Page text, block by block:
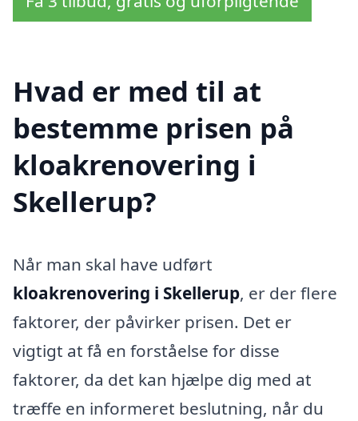
Hvad er med til at
bestemme prisen på
kloakrenovering i
Skellerup?
Når man skal have udført
kloakrenovering i Skellerup, er der flere
faktorer, der påvirker prisen. Det er
vigtigt at få en forståelse for disse
faktorer, da det kan hjælpe dig med at
træffe en informeret beslutning, når du